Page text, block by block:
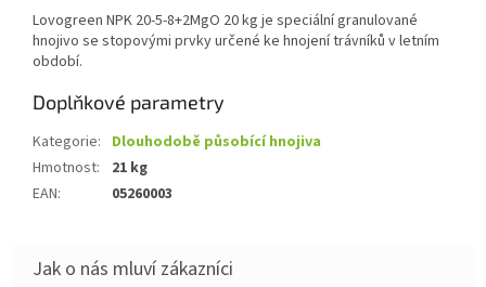
Lovogreen NPK 20-5-8+2MgO 20 kg je speciální granulované
hnojivo se stopovými prvky určené ke hnojení trávníků v letním
období.
Doplňkové parametry
Kategorie: Dlouhodobě působící hnojiva
Hmotnost:
21 kg
EAN: 05260003